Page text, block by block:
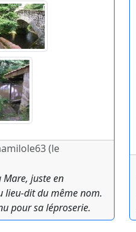
(le
juste en
lieu-dit du même nom.
pour sa léproserie.